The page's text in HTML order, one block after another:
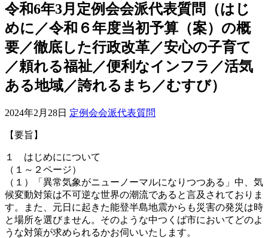
令和6年3月定例会会派代表質問（はじ
めに／令和６年度当初予算（案）の概
要／徹底した行政改革／安心の子育て
／頼れる福祉／便利なインフラ／活気
ある地域／誇れるまち／むすび）
2024年2月28日 定例会会派代表質問
【要旨】
１ はじめにについて
（１～２ページ）
（１）「異常気象がニューノーマルになりつつある」中、気
候変動対策は不可逆な世界の潮流であると言及されておりま
す。また、元日に起きた能登半島地震からも災害の発災は時
と場所を選びません。そのような中つくば市においてどのよ
うな対策が求められるかお伺いいたします。